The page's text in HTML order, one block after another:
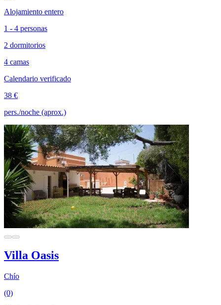
Alojamiento entero
1 - 4 personas
2 dormitorios
4 camas
Calendario verificado
38 €
pers./noche (aprox.)
Villa Oasis
Chío
(0)